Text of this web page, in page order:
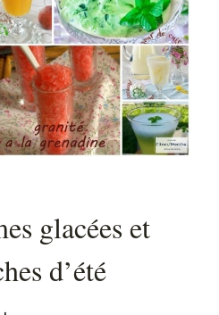
glacées et
d’été